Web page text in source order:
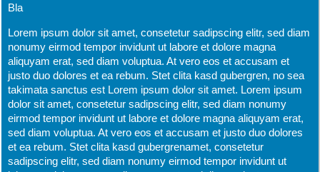
Bla
Lorem ipsum dolor sit amet, consetetur sadipscing elitr, sed diam
nonumy eirmod tempor invidunt ut labore et dolore magna
aliquyam erat, sed diam voluptua. At vero eos et accusam et
justo duo dolores et ea rebum. Stet clita kasd gubergren, no sea
takimata sanctus est Lorem ipsum dolor sit amet. Lorem ipsum
dolor sit amet, consetetur sadipscing elitr, sed diam nonumy
eirmod tempor invidunt ut labore et dolore magna aliquyam erat,
sed diam voluptua. At vero eos et accusam et justo duo dolores
et ea rebum. Stet clita kasd gubergrenamet, consetetur
sadipscing elitr, sed diam nonumy eirmod tempor invidunt ut